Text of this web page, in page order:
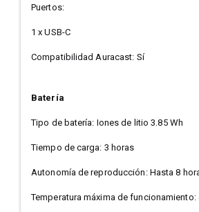
Puertos:
1 x USB-C
Compatibilidad Auracast: Sí
Batería
Tipo de batería: Iones de litio 3.85 Wh
Tiempo de carga: 3 horas
Autonomía de reproducción: Hasta 8
Temperatura máxima de funcionamiento: